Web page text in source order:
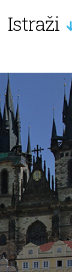
Istraži